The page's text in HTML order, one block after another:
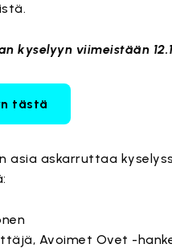
kyselyyn viimeistään
tästä
asia askarruttaa
Avoimet Ovet -